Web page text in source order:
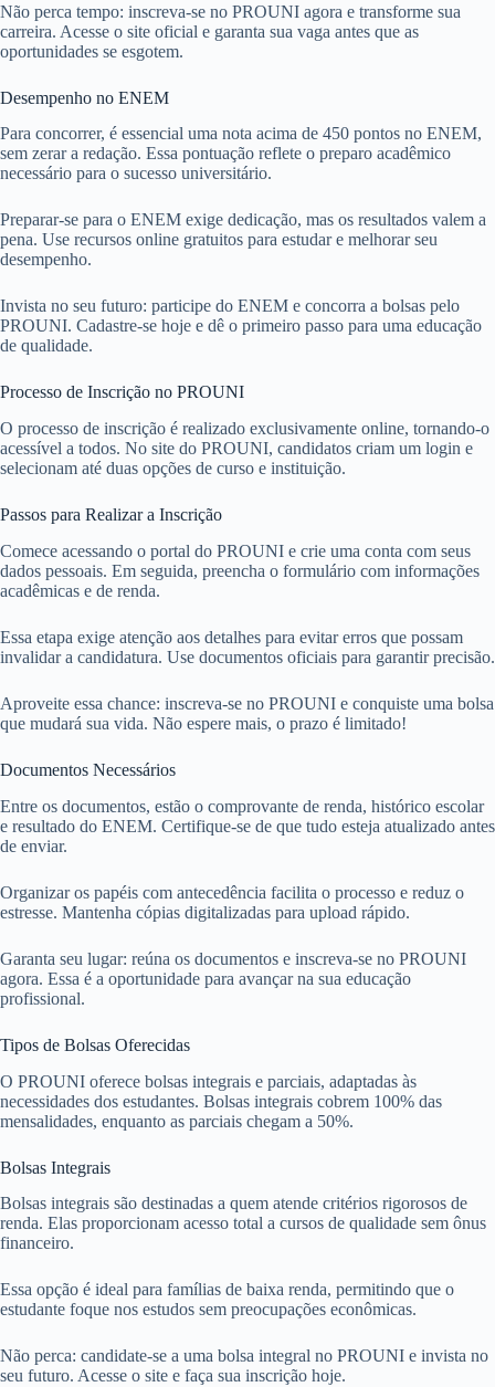
Não perca tempo: inscreva-se no PROUNI agora e transforme sua
carreira. Acesse o site oficial e garanta sua vaga antes que as
oportunidades se esgotem.
Desempenho no ENEM
Para concorrer, é essencial uma nota acima de 450 pontos no ENEM,
sem zerar a redação. Essa pontuação reflete o preparo acadêmico
necessário para o sucesso universitário.
Preparar-se para o ENEM exige dedicação, mas os resultados valem a
pena. Use recursos online gratuitos para estudar e melhorar seu
desempenho.
Invista no seu futuro: participe do ENEM e concorra a bolsas pelo
PROUNI. Cadastre-se hoje e dê o primeiro passo para uma educação
de qualidade.
Processo de Inscrição no PROUNI
O processo de inscrição é realizado exclusivamente online, tornando-o
acessível a todos. No site do PROUNI, candidatos criam um login e
selecionam até duas opções de curso e instituição.
Passos para Realizar a Inscrição
Comece acessando o portal do PROUNI e crie uma conta com seus
dados pessoais. Em seguida, preencha o formulário com informações
acadêmicas e de renda.
Essa etapa exige atenção aos detalhes para evitar erros que possam
invalidar a candidatura. Use documentos oficiais para garantir precisão.
Aproveite essa chance: inscreva-se no PROUNI e conquiste uma bolsa
que mudará sua vida. Não espere mais, o prazo é limitado!
Documentos Necessários
Entre os documentos, estão o comprovante de renda, histórico escolar
e resultado do ENEM. Certifique-se de que tudo esteja atualizado antes
de enviar.
Organizar os papéis com antecedência facilita o processo e reduz o
estresse. Mantenha cópias digitalizadas para upload rápido.
Garanta seu lugar: reúna os documentos e inscreva-se no PROUNI
agora. Essa é a oportunidade para avançar na sua educação
profissional.
Tipos de Bolsas Oferecidas
O PROUNI oferece bolsas integrais e parciais, adaptadas às
necessidades dos estudantes. Bolsas integrais cobrem 100% das
mensalidades, enquanto as parciais chegam a 50%.
Bolsas Integrais
Bolsas integrais são destinadas a quem atende critérios rigorosos de
renda. Elas proporcionam acesso total a cursos de qualidade sem ônus
financeiro.
Essa opção é ideal para famílias de baixa renda, permitindo que o
estudante foque nos estudos sem preocupações econômicas.
Não perca: candidate-se a uma bolsa integral no PROUNI e invista no
seu futuro. Acesse o site e faça sua inscrição hoje.